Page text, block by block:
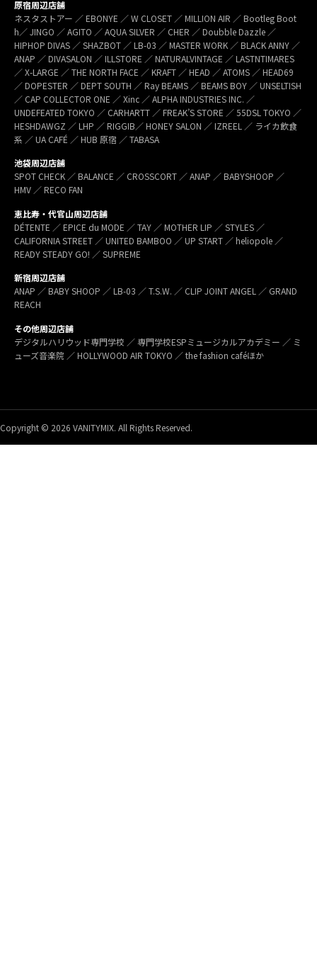
原宿周辺店舗
ネスタストアー ／ EBONYE ／ W CLOSET ／ MILLION AIR ／ Bootleg Boot
h／ JINGO ／ AGITO ／ AQUA SILVER ／ CHER ／ Doubble Dazzle ／
HIPHOP DIVAS ／ SHAZBOT ／ LB-03 ／ MASTER WORK ／ BLACK ANNY ／
ANAP ／ DIVASALON ／ ILLSTORE ／ NATURALVINTAGE ／ LASTNTIMARES
／ X-LARGE ／ THE NORTH FACE ／ KRAFT ／ HEAD ／ ATOMS ／ HEAD69
／ DOPESTER ／ DEPT SOUTH ／ Ray BEAMS ／ BEAMS BOY ／ UNSELTISH
／ CAP COLLECTOR ONE ／ Xinc ／ ALPHA INDUSTRIES INC. ／
UNDEFEATED TOKYO ／ CARHARTT ／ FREAK’S STORE ／ 55DSL TOKYO ／
HESHDAWGZ ／ LHP ／ RIGGIB／ HONEY SALON ／ IZREEL ／ ライカ飲食
系 ／ UA CAFÉ ／ HUB 原宿 ／ TABASA
池袋周辺店舗
SPOT CHECK ／ BALANCE ／ CROSSCORT ／ ANAP ／ BABYSHOOP ／
HMV ／ RECO FAN
恵比寿・代官山周辺店舗
DÉTENTE ／ EPICE du MODE ／ TAY ／ MOTHER LIP ／ STYLES ／
CALIFORNIA STREET ／ UNITED BAMBOO ／ UP START ／ heliopole ／
READY STEADY GO! ／ SUPREME
新宿周辺店舗
ANAP ／ BABY SHOOP ／ LB-03 ／ T.S.W. ／ CLIP JOINT ANGEL ／ GRAND
REACH
その他周辺店舗
デジタルハリウッド専門学校 ／ 専門学校ESPミュージカルアカデミー ／ ミ
ューズ音楽院 ／ HOLLYWOOD AIR TOKYO ／ the fashion caféほか
Copyright © 2026 VANITYMIX. All Rights Reserved.